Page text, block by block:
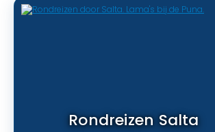
Rondreizen Salta